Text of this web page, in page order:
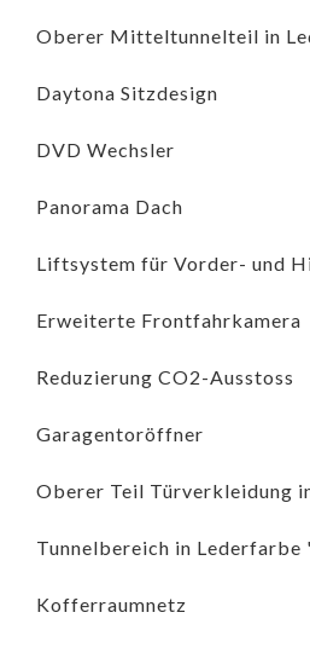
Oberer Mitteltunnelteil in
Daytona Sitzdesign
DVD Wechsler
Panorama Dach
Liftsystem für Vorder- und
Erweiterte Frontfahrkamera
Reduzierung CO2-Ausstoss
Garagentoröffner
Oberer Teil Türverkleidung
Tunnelbereich in Lederfarbe
Kofferraumnetz